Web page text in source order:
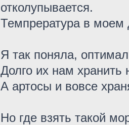
отколупывается.
Темпрература в
Я так поняла,
Долго их нам хранить
А артосы и вовсе
Но где взять такой